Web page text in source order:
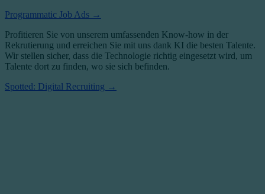
Programmatic Job Ads →
Profitieren Sie von unserem umfassenden Know-how in der
Rekrutierung und erreichen Sie mit uns dank KI die besten Talente.
Wir stellen sicher, dass die Technologie richtig eingesetzt wird, um
Talente dort zu finden, wo sie sich befinden.
Spotted: Digital Recruiting →